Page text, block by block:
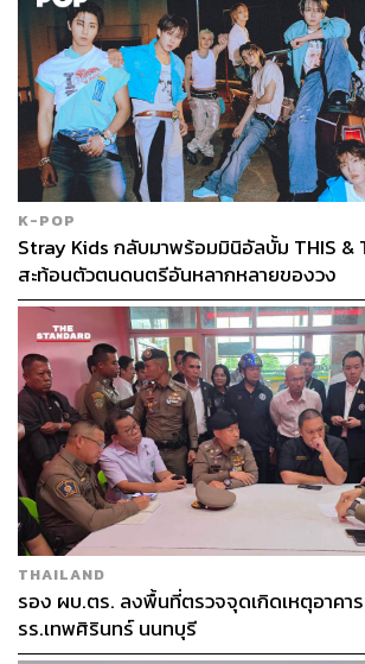
K-POP
Stray Kids กลับมาพร้อมมินิอัลบั้ม THIS &
สะท้อนตัวตนดนตรีอันหลากหลายของวง
THAILAND
รอง ผบ.ตร. ลงพื้นที่ตรวจจุดเกิดเหตุอาคา
รร.เทพศิรินทร์ นนทบุรี